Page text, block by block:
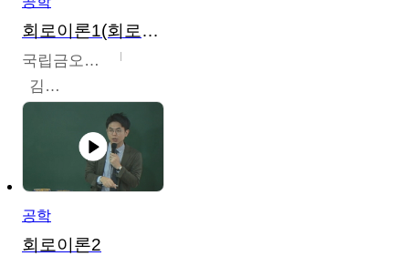
회로이론1(회로이론1, 회로이론2, 전자회로1)
국립금오공과대학교
김명식
공학
회로이론2